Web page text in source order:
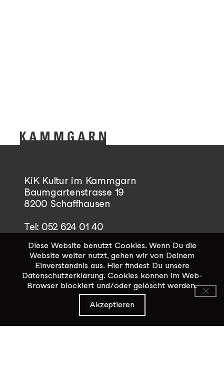
KiK Kultur im Kammgarn
Baumgartenstrasse 19
8200 Schaffhausen
Tel: 052 624 01 40
Öffnungszeiten KiK-Büro:
Mittwoch - Freitag 14:00 - 17:00
Kontaktformular
Diese Website benutzt Cookies. Wenn Du die
Website weiter nutzt, gehen wir von Deinem
Einverständnis aus. Hierfindest Du unsere
Datenschutzerklärung. Cookies können im Web-
Browser blockiert und/oder gelöscht werden.
Akzeptieren